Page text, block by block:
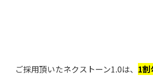
ご採用頂いたネクストーン1.0は、 1